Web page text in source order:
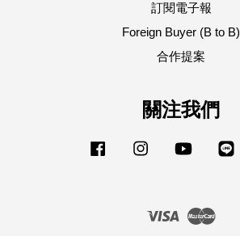
訂閱電子報
Foreign Buyer (B to B)
合作提案
關注我們
Facebook Instagram YouTube
Visa